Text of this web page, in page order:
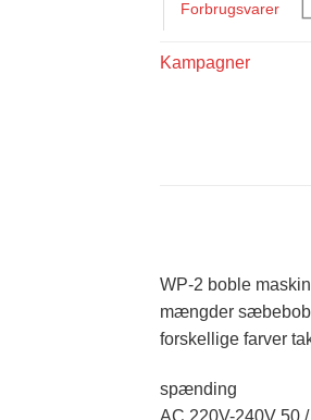
Forbrugsvarer
Kampagner
WP-2 boble
mængder
forskellige farver
spænding
AC 220V-240V 50